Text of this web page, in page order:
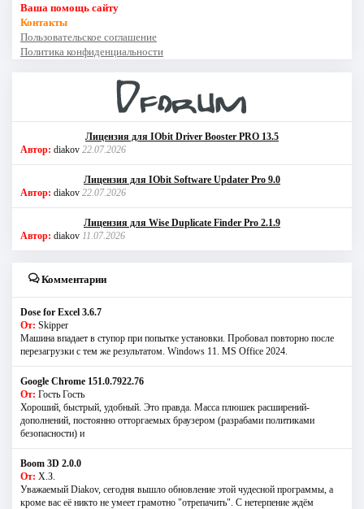
Ваша помощь сайту
Контакты
Пользовательское соглашение
Политика конфиденциальности
Лицензия для IObit Driver Booster PRO 13.5
Автор: diakov 22.07.2026
Лицензия для IObit Software Updater Pro 9.0
Автор: diakov 22.07.2026
Лицензия для Wise Duplicate Finder Pro 2.1.9
Автор: diakov 11.07.2026
Комментарии
Dose for Excel 3.6.7
От: Skipper
Машина впадает в ступор при попытке установки. Пробовал повторно после
перезагрузки с тем же результатом. Windows 11. MS Offiсe 2024.
Google Chrome 151.0.7922.76
От: Гость Гость
Хороший, быстрый, удобный. Это правда. Масса плюшек расширений-
дополнений, постоянно отторгаемых браузером (разрабами политиками
безопасности) и
Boom 3D 2.0.0
От: Х.З.
Уважаемый Diakov, сегодня вышло обновление этой чудесной программы, а
кроме вас её никто не умеет грамотно "отрепачить". С нетерпение ждём